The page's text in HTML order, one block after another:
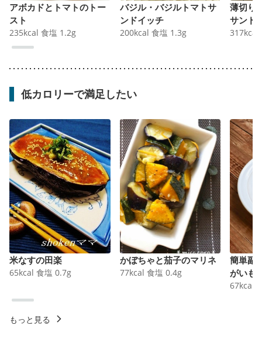
アボカドとトマトのトー
スト
235kcal 食塩 1.2g
バジル・バジルトマトサ
ンドイッチ
200kcal 食塩 1.3g
薄切り
サンド
317kcal
低カロリーで満足したい
米なすの田楽
65kcal 食塩 0.7g
かぼちゃと茄子のマリネ
77kcal 食塩 0.4g
簡単副
がいも
67kcal
もっと見る